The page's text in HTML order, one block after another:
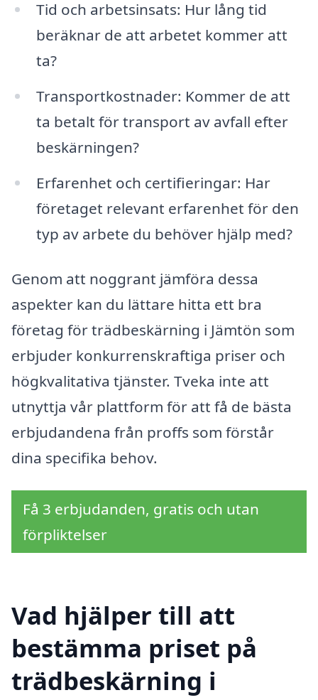
Tid och arbetsinsats: Hur lång tid
beräknar de att arbetet kommer att
ta?
Transportkostnader: Kommer de att
ta betalt för transport av avfall efter
beskärningen?
Erfarenhet och certifieringar: Har
företaget relevant erfarenhet för den
typ av arbete du behöver hjälp med?
Genom att noggrant jämföra dessa
aspekter kan du lättare hitta ett bra
företag för trädbeskärning i Jämtön som
erbjuder konkurrenskraftiga priser och
högkvalitativa tjänster. Tveka inte att
utnyttja vår plattform för att få de bästa
erbjudandena från proffs som förstår
dina specifika behov.
Få 3 erbjudanden, gratis och utan
förpliktelser
Vad hjälper till att
bestämma priset på
trädbeskärning i